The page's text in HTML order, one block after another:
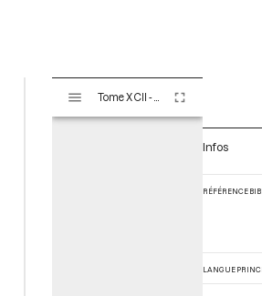
s
Infos
RÉFÉRENCE
LANGUE